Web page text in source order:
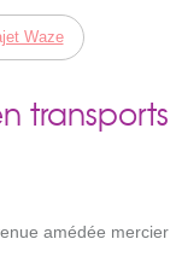
Waze
amédée mercier